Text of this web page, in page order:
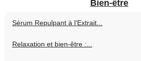
Bien-être
Sérum Repulpant à l'Extrait...
Relaxation et bien-être :...